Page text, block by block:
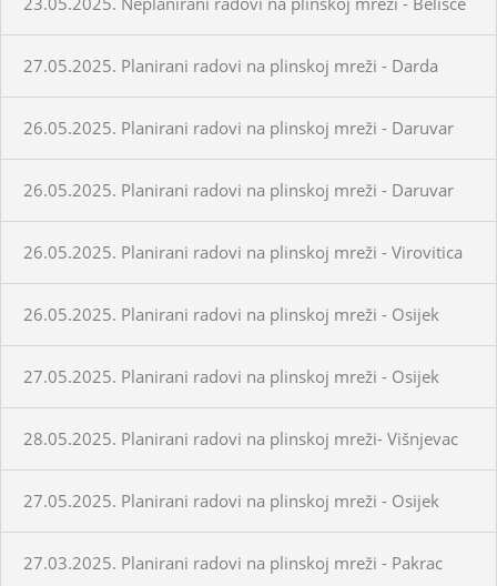
27.05.2025. Planirani radovi na plinskoj mreži - Darda
26.05.2025. Planirani radovi na plinskoj mreži - Daruvar
26.05.2025. Planirani radovi na plinskoj mreži - Daruvar
26.05.2025. Planirani radovi na plinskoj mreži - Virovitica
26.05.2025. Planirani radovi na plinskoj mreži - Osijek
27.05.2025. Planirani radovi na plinskoj mreži - Osijek
28.05.2025. Planirani radovi na plinskoj mreži- Višnjevac
27.05.2025. Planirani radovi na plinskoj mreži - Osijek
27.03.2025. Planirani radovi na plinskoj mreži - Pakrac